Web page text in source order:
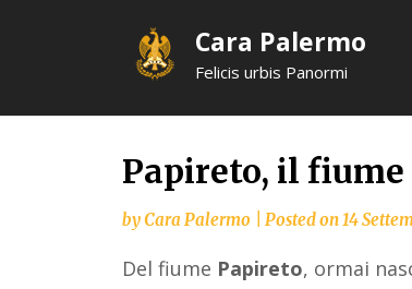
Cara Palermo
Felicis urbis Panormi
Papireto, il fiume
byCara Palermo Posted on14
Del fiume Papireto, ormai